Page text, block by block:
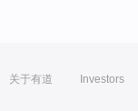
关于有道 Investors